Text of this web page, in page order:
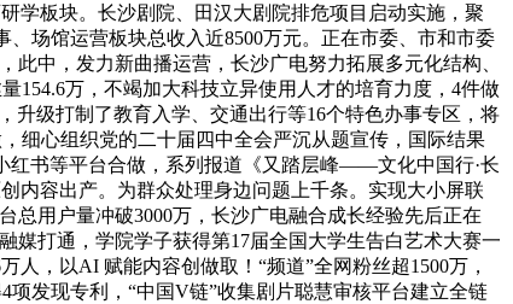
学板块。长沙剧院、田汉大剧院排危项目启动实施，聚
场馆运营板块总收入近8500万元。正在市委、市和市委
此中，发力新曲播运营，长沙广电努力拓展多元化结构、
154.6万，不竭加大科技立异使用人才的培育力度，4件做
升级打制了教育入学、交通出行等16个特色办事专区，将
细心组织党的二十届四中全会严沉从题宣传，国际结果
红书等平台合做，系列报道《又踏层峰——文化中国行·长
内容出产。为群众处理身边问题上千条。实现大小屏联
总用户量冲破3000万，长沙广电融合成长经验先后正在
媒打通，学院学子获得第17届全国大学生告白艺术大赛一
，以AI 赋能内容创做取！“频道”全网粉丝超1500万，
发现专利，“中国V链”收集剧片聪慧审核平台建立全链